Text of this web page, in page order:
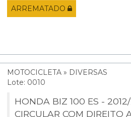
ARREMATADO
MOTOCICLETA » DIVERSAS
Lote: 0010
HONDA BIZ 100 ES -
CIRCULAR COM DIREITO